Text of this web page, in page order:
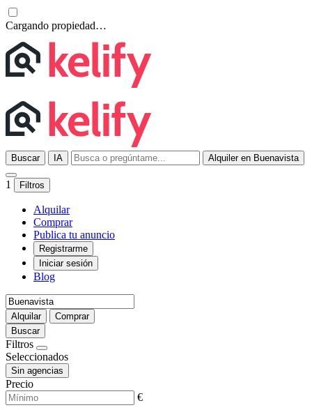
Cargando propiedad…
Buscar IA Alquiler en Buenavista
1 Filtros
Alquilar
Comprar
Publica tu anuncio
Registrarme
Iniciar sesión
Blog
Alquilar
Comprar
Buscar
Filtros
Seleccionados
Sin agencias
Precio
€